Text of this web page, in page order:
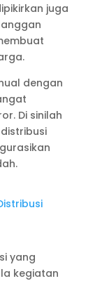
juga
dengan
Di sinilah
yang
kegiatan